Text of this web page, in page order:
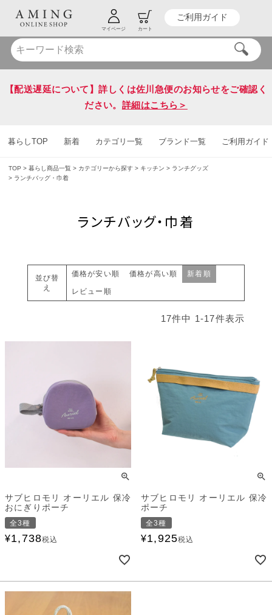
マイページ カート
ご利用ガイド
HOT KEY WORD #炭八 #送料無料
【配送遅延について】詳しくは佐川急便のお知らせをご確認く
ださい。 詳細はこちら＞
暮らしTOP 新着 カテゴリ一覧 ブランド一覧 ご利用ガイド
TOP 暮らし商品一覧 カテゴリーから探す キッチン
ランチグッズ
ランチバッグ・巾着
ランチバッグ・巾着
並び替
え
価格が安い順 価格が高い順 新着順
レビュー順
17件中 1 -17件表示
サブヒロモリ オーリエル 保冷
おにぎりポーチ
全3種
¥1,738税込
サブヒロモリ オーリエル 保冷
ポーチ
全3種
¥1,925税込